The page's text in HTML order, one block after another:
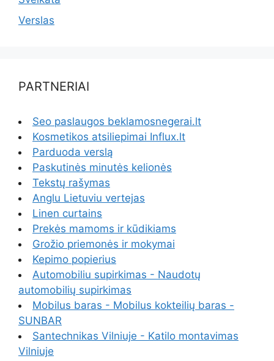
Verslas
PARTNERIAI
Seo paslaugos beklamosnegerai.lt
Kosmetikos atsiliepimai Influx.lt
Parduoda verslą
Paskutinės minutės kelionės
Tekstų rašymas
Anglu Lietuviu vertejas
Linen curtains
Prekės mamoms ir kūdikiams
Grožio priemonės ir mokymai
Kepimo popierius
Automobiliu supirkimas - Naudotų
automobilių supirkimas
Mobilus baras - Mobilus kokteilių baras -
SUNBAR
Santechnikas Vilniuje - Katilo montavimas
Vilniuje